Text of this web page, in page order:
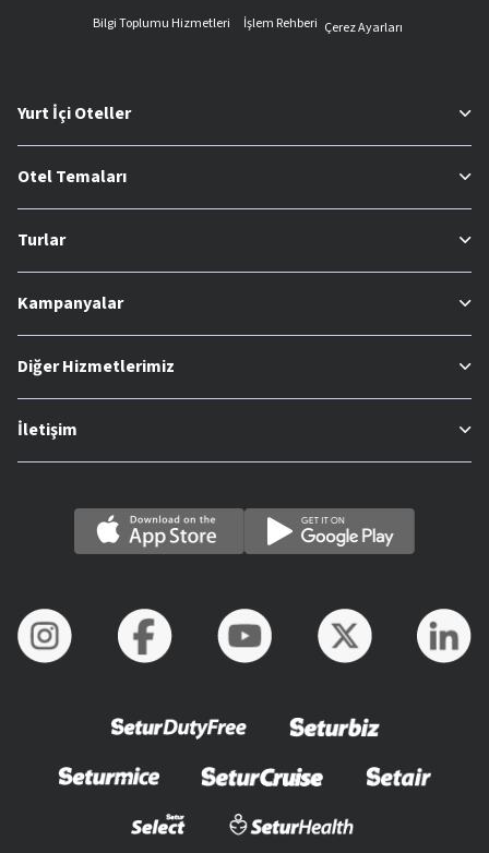
Bilgi Toplumu Hizmetleri
İşlem Rehberi Çerez Ayarları
Yurt İçi Oteller
Otel Temaları
Turlar
Kampanyalar
Diğer Hizmetlerimiz
İletişim